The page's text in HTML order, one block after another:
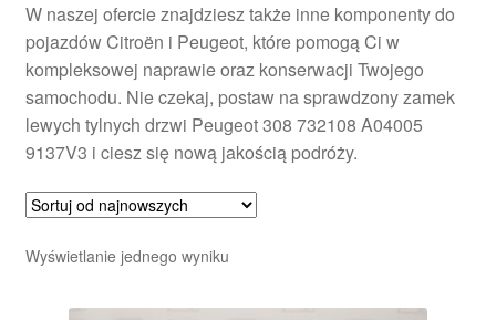
Zasady i warunki
W naszej ofercie znajdziesz także inne komponenty do
pojazdów Citroën i Peugeot, które pomogą Ci w
kompleksowej naprawie oraz konserwacji Twojego
samochodu. Nie czekaj, postaw na sprawdzony zamek
lewych tylnych drzwi Peugeot 308 732108 A04005
9137V3 i ciesz się nową jakością podróży.
Wyświetlanie jednego wyniku